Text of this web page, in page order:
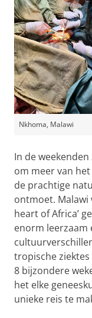
Nkhoma, Malawi
In de
om meer van
de prachtige
ontmoet. Malawi
heart of Africa’
enorm leerzaam
tropische
8 bijzondere
het elke
unieke reis te